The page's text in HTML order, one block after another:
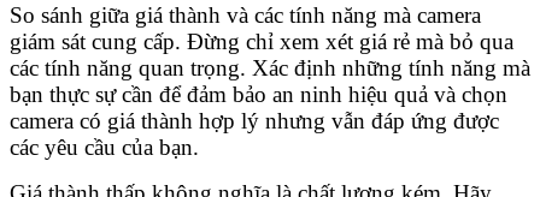
So sánh giữa giá thành và các tính năng mà camera
giám sát cung cấp. Đừng chỉ xem xét giá rẻ mà bỏ qua
các tính năng quan trọng. Xác định những tính năng mà
bạn thực sự cần để đảm bảo an ninh hiệu quả và chọn
camera có giá thành hợp lý nhưng vẫn đáp ứng được
các yêu cầu của bạn.